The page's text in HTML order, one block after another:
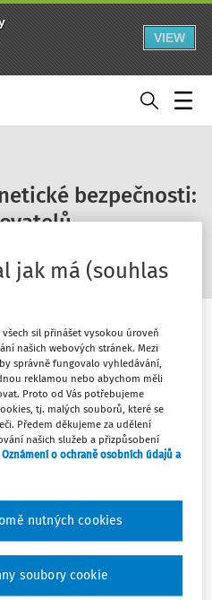
VIEW
bezpečnosti:
02:25
30 1x
Sdílet
jak má (souhlas
všech sil přinášet vysokou úroveň
našich webových stránek. Mezi
správně fungovalo vyhledávání,
reklamou nebo abychom měli
Proto od Vás potřebujeme
tj. malých souborů, které se
Předem děkujeme za udělení
našich služeb a přizpůsobení
Oznámení o ochraně osobních údajů a
nutných cookies
soubory cookie